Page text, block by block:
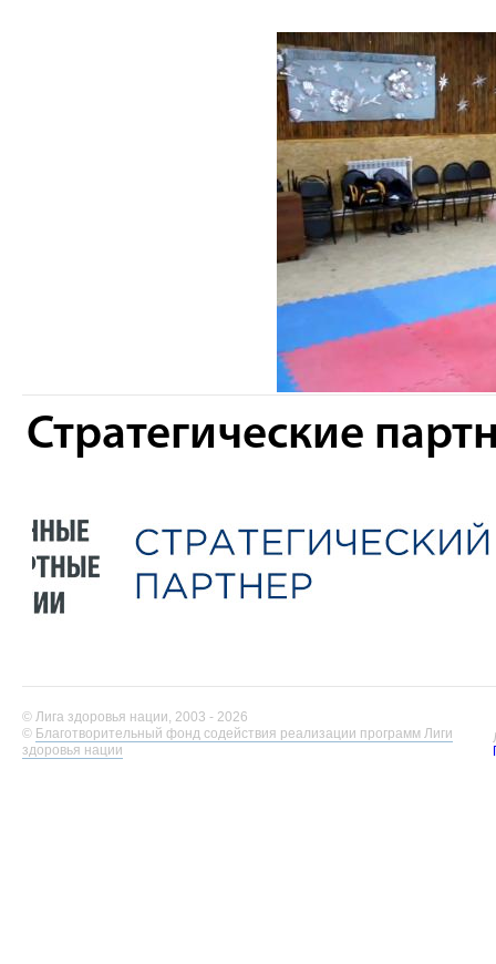
Стратегические
© Лига здоровья нации, 2003 - 2026
© Благотворительный фонд содействия реализации программ Лиги
здоровья нации